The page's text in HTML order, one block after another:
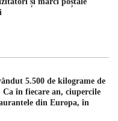
5.500 de kilograme de
Ca în fiecare an, ciupercile
din Europa, în